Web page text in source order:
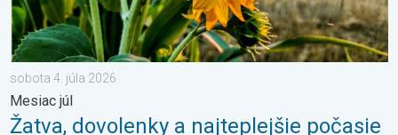
sobota 4. júla 2026
Mesiac júl
Žatva, dovolenky a najteplejšie počasie